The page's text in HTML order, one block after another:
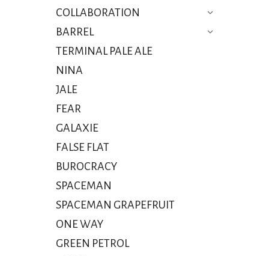
COLLABORATION
BARREL
TERMINAL PALE ALE
NINA
JALE
FEAR
GALAXIE
FALSE FLAT
BUROCRACY
SPACEMAN
SPACEMAN GRAPEFRUIT
ONE WAY
GREEN PETROL